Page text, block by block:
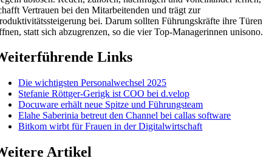
Vertrauen bei den Mitarbeitenden und trägt zur
bei. Darum sollten Führungskräfte ihre Türen
statt sich abzugrenzen, so die vier Top-Managerinnen unisono.
Links
Die wichtigsten Personalwechsel 2025
Stefanie Röttger-Gerigk ist COO bei d.velop
Docuware erhält neue Spitze und Führungsteam
Elahe Saberinia betreut den Channel bei callas software
Bitkom wirbt für Frauen in der Digitalwirtschaft
Artikel